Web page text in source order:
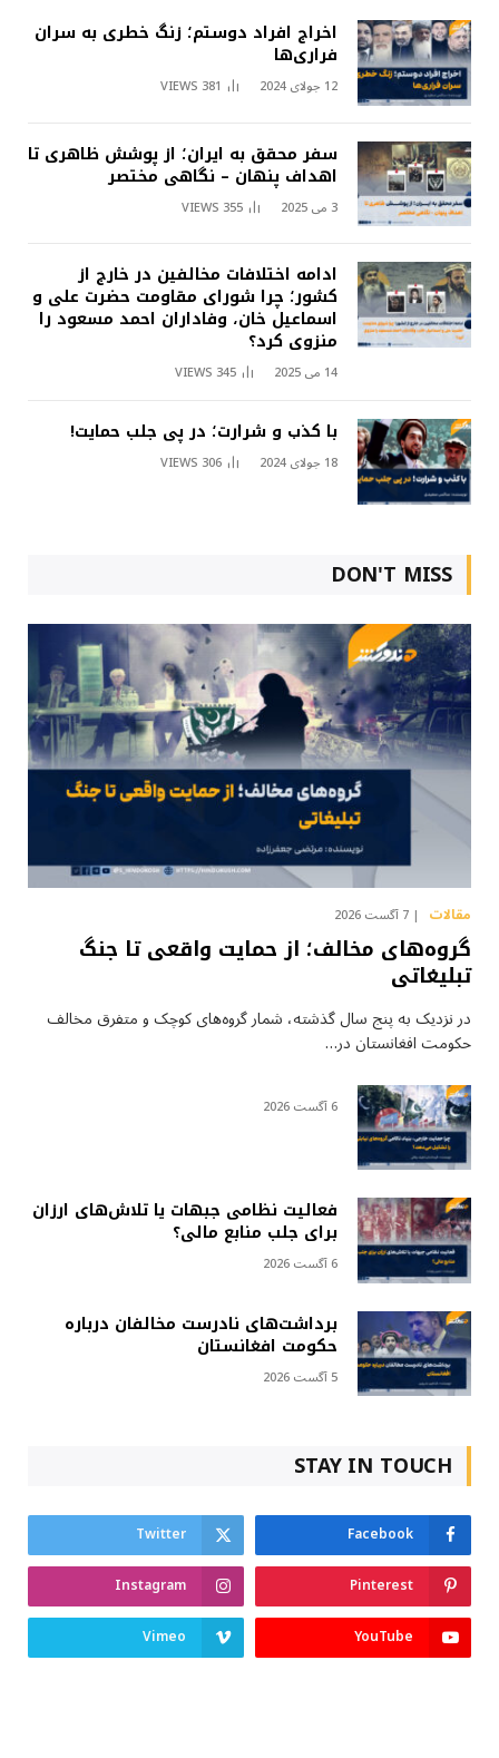
اخراج افراد دوستم؛ زنگ خطری به سران
فراری‌ها
12 جولای 2024 381
VIEWS
سفر محقق به ایران؛ از پوشش ظاهری تا
اهداف پنهان – نگاهی مختصر
3 می 2025 355
VIEWS
ادامه اختلافات مخالفین در خارج از
کشور؛ چرا شورای مقاومت حضرت علی و
اسماعیل خان، وفاداران احمد مسعود را
منزوی کرد؟
14 می 2025 345
VIEWS
با کذب و شرارت؛ در پی جلب حمایت!
18 جولای 2024 306
VIEWS
DON'T MISS
مقالات 7 آگست 2026
گروه‌های مخالف؛ از حمایت واقعی تا جنگ
تبلیغاتی
در نزدیک به پنج سال گذشته، شمار گروه‌های کوچک و متفرق مخالف
حکومت افغانستان در…
6 آگست 2026
فعالیت نظامی جبهات یا تلاش‌های ارزان
برای جلب منابع مالی؟
6 آگست 2026
برداشت‌های نادرست مخالفان درباره
حکومت افغانستان
5 آگست 2026
STAY IN TOUCH
Facebook
Twitter
Pinterest
Instagram
YouTube
Vimeo